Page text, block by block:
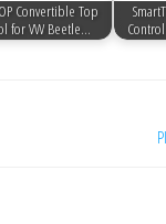
Convertible Top
for VW Beetle…